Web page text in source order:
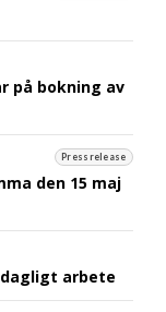
på bokning av
Pressrelease
den 15 maj
arbete